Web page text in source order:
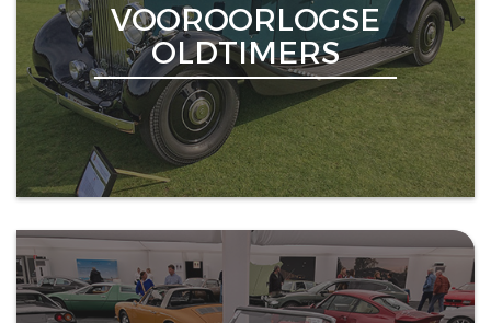
VOOROORLOGSE
OLDTIMERS